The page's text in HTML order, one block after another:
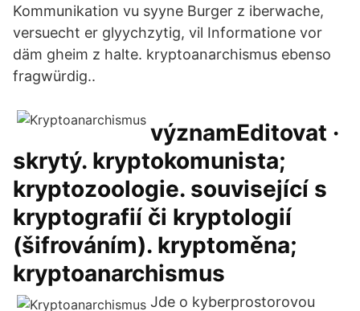
Kommunikation vu syyne Burger z iberwache,
versuecht er glyychzytig, vil Informatione vor
däm gheim z halte. kryptoanarchismus ebenso
fragwürdig..
významEditovat ·
skrytý. kryptokomunista;
kryptozoologie. související s
kryptografií či kryptologií
(šifrováním). kryptoměna;
kryptoanarchismus
Jde o kyberprostorovou